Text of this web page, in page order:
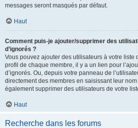
messages seront masqués par défaut.
Haut
Comment puis-je ajouter/supprimer des
d’ignorés ?
Vous pouvez ajouter des utilisateurs à votre liste
profil de chaque membre, il y a un lien pour
d’ignorés. Ou, depuis votre panneau de
directement des membres en saisissant leur nom
également supprimer des utilisateurs de votre
Haut
Recherche dans les forums